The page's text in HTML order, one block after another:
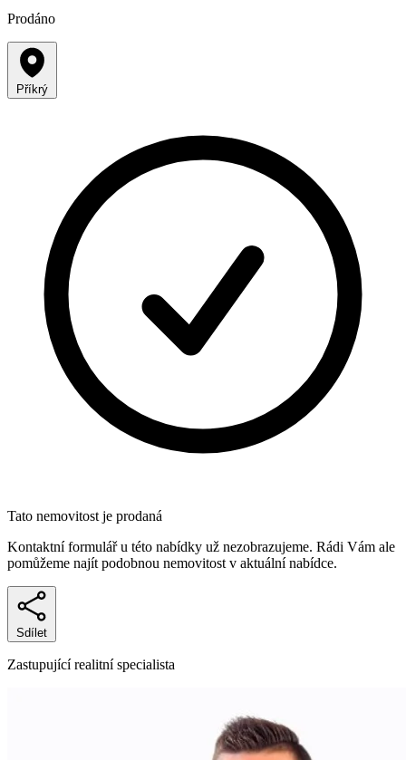
Prodáno
Příkrý
Tato nemovitost je prodaná
Kontaktní formulář u této nabídky už nezobrazujeme. Rádi Vám ale
pomůžeme najít podobnou nemovitost v aktuální nabídce.
Sdílet
Zastupující realitní specialista